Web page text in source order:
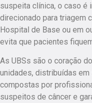
suspeita clínica, o caso é
direcionado para triagem
Hospital de Base ou em
evita que pacientes
As UBSs são o coração
unidades, distribuídas
compostas por
suspeitos de câncer e